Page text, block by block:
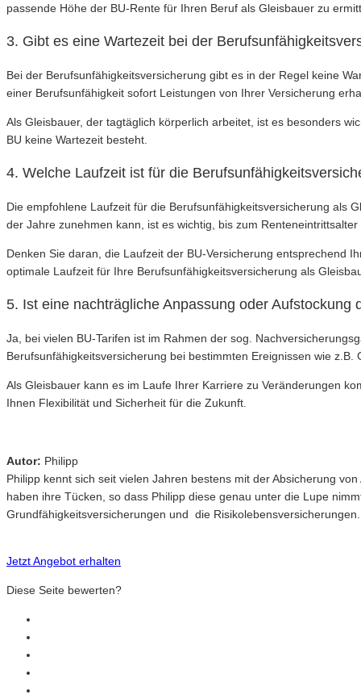
passende Höhe der BU-Rente für Ihren Beruf als Gleisbauer zu
3. Gibt es eine Wartezeit bei der
Bei der Berufsunfähigkeitsversicherung gibt es in der Regel keine
einer Berufsunfähigkeit sofort Leistungen von Ihrer Versicherung
Als Gleisbauer, der tagtäglich körperlich arbeitet, ist es besonders
BU keine Wartezeit besteht.
4. Welche Laufzeit ist für die
Die empfohlene Laufzeit für die Berufsunfähigkeitsversicherung als
der Jahre zunehmen kann, ist es wichtig, bis zum
Denken Sie daran, die Laufzeit der BU-Versicherung entsprechend
optimale Laufzeit für Ihre Berufsunfähigkeitsversicherung als
5. Ist eine nachträgliche Anpassung oder Aufstockung
Ja, bei vielen BU-Tarifen ist im Rahmen der sog.
Berufsunfähigkeitsversicherung bei bestimmten Ereignissen wie
Als Gleisbauer kann es im Laufe Ihrer Karriere zu Veränderungen
Ihnen Flexibilität und Sicherheit für die Zukunft.
Autor: Philipp
Philipp kennt sich seit vielen Jahren bestens mit der Absicherung
haben ihre Tücken, so dass Philipp diese genau unter die Lupe
Grundfähigkeitsversicherungen und die Risikolebensversicherungen.
Jetzt Angebot erhalten
Diese Seite bewerten?